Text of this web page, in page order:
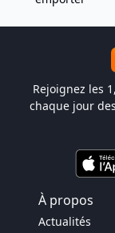
Rejoignez les
chaque jour
À propos
Actualités